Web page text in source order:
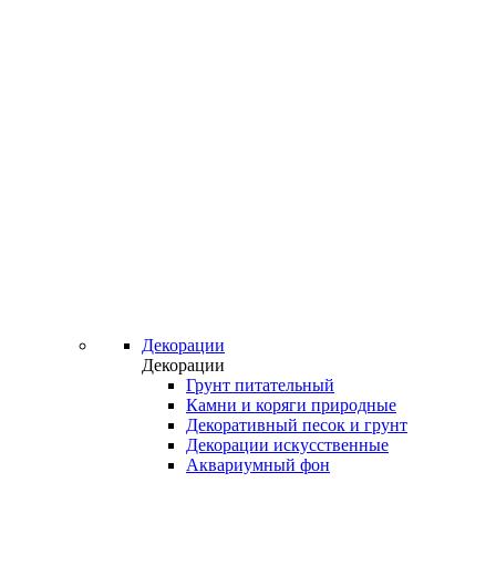
Декорации
Декорации
Грунт питательный
Камни и коряги природные
Декоративный песок и грунт
Декорации искусственные
Аквариумный фон